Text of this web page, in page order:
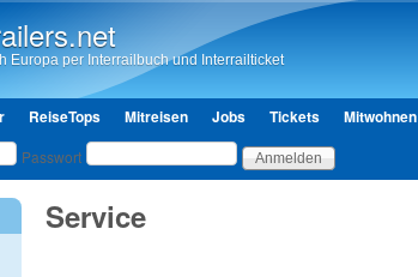
Europa per Interrailbuch und Interrailticket
ReiseTops Mitreisen Jobs Tickets Mitwohnen
Passwort
Service